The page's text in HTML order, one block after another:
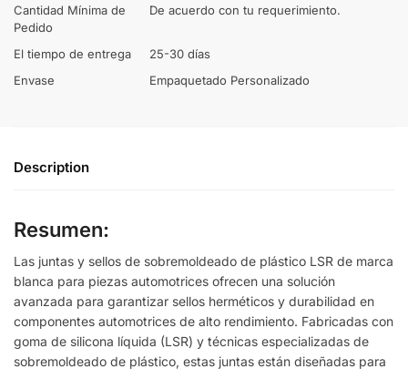
Cantidad Mínima de
Pedido
De acuerdo con tu requerimiento.
El tiempo de entrega
25-30 días
Envase
Empaquetado Personalizado
Description
Resumen:
Las juntas y sellos de sobremoldeado de plástico LSR de marca
blanca para piezas automotrices ofrecen una solución
avanzada para garantizar sellos herméticos y durabilidad en
componentes automotrices de alto rendimiento. Fabricadas con
goma de silicona líquida (LSR) y técnicas especializadas de
sobremoldeado de plástico, estas juntas están diseñadas para